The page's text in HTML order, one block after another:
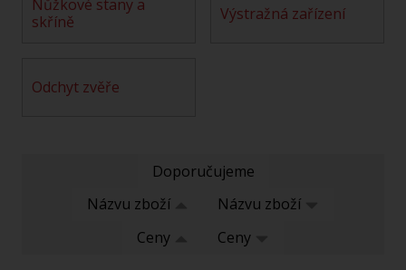
nůžkové stany a
skříně
výstražná zařízení
odchyt zvěře
Doporučujeme
Názvu zboží
Názvu zboží
Ceny
Ceny